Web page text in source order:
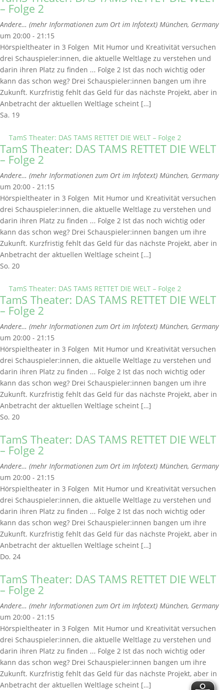
– Folge 2
Andere… (mehr Informationen zum Ort im Infotext) München, Germany
um 20:00 - 21:15
Hörspieltheater in 3 Folgen Mit Humor und Kreativität versuchen
drei Schauspieler:innen, die aktuelle Weltlage zu verstehen und
darin ihren Platz zu finden ... Folge 2 Ist das noch wichtig oder
kann das schon weg? Drei Schauspieler:innen bangen um ihre
Zukunft. Kurzfristig fehlt das Geld für das nächste Projekt, aber in
Anbetracht der aktuellen Weltlage scheint […]
Sa. 19
TamS Theater: DAS TAMS RETTET DIE WELT – Folge 2
TamS Theater: DAS TAMS RETTET DIE WELT
– Folge 2
Andere… (mehr Informationen zum Ort im Infotext) München, Germany
um 20:00 - 21:15
Hörspieltheater in 3 Folgen Mit Humor und Kreativität versuchen
drei Schauspieler:innen, die aktuelle Weltlage zu verstehen und
darin ihren Platz zu finden ... Folge 2 Ist das noch wichtig oder
kann das schon weg? Drei Schauspieler:innen bangen um ihre
Zukunft. Kurzfristig fehlt das Geld für das nächste Projekt, aber in
Anbetracht der aktuellen Weltlage scheint […]
So. 20
TamS Theater: DAS TAMS RETTET DIE WELT – Folge 2
TamS Theater: DAS TAMS RETTET DIE WELT
– Folge 2
Andere… (mehr Informationen zum Ort im Infotext) München, Germany
um 20:00 - 21:15
Hörspieltheater in 3 Folgen Mit Humor und Kreativität versuchen
drei Schauspieler:innen, die aktuelle Weltlage zu verstehen und
darin ihren Platz zu finden ... Folge 2 Ist das noch wichtig oder
kann das schon weg? Drei Schauspieler:innen bangen um ihre
Zukunft. Kurzfristig fehlt das Geld für das nächste Projekt, aber in
Anbetracht der aktuellen Weltlage scheint […]
So. 20
TamS Theater: DAS TAMS RETTET DIE WELT
– Folge 2
Andere… (mehr Informationen zum Ort im Infotext) München, Germany
um 20:00 - 21:15
Hörspieltheater in 3 Folgen Mit Humor und Kreativität versuchen
drei Schauspieler:innen, die aktuelle Weltlage zu verstehen und
darin ihren Platz zu finden ... Folge 2 Ist das noch wichtig oder
kann das schon weg? Drei Schauspieler:innen bangen um ihre
Zukunft. Kurzfristig fehlt das Geld für das nächste Projekt, aber in
Anbetracht der aktuellen Weltlage scheint […]
Do. 24
TamS Theater: DAS TAMS RETTET DIE WELT
– Folge 2
Andere… (mehr Informationen zum Ort im Infotext) München, Germany
um 20:00 - 21:15
Hörspieltheater in 3 Folgen Mit Humor und Kreativität versuchen
drei Schauspieler:innen, die aktuelle Weltlage zu verstehen und
darin ihren Platz zu finden ... Folge 2 Ist das noch wichtig oder
kann das schon weg? Drei Schauspieler:innen bangen um ihre
Zukunft. Kurzfristig fehlt das Geld für das nächste Projekt, aber in
Anbetracht der aktuellen Weltlage scheint […]